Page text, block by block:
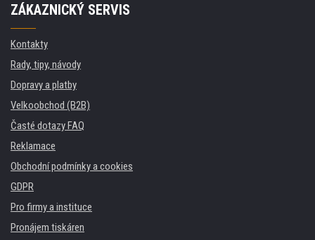
ZÁKAZNICKÝ SERVIS
Kontakty
Rady, tipy, návody
Dopravy a platby
Velkoobchod (B2B)
Časté dotazy FAQ
Reklamace
Obchodní podmínky a cookies
GDPR
Pro firmy a instituce
Pronájem tiskáren